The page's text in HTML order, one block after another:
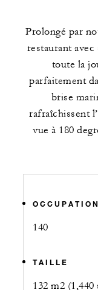
Prolongé par
restaurant
toute la
parfaitement
brise
rafraîchissent
vue à 180
140
TAILLE
132 m2